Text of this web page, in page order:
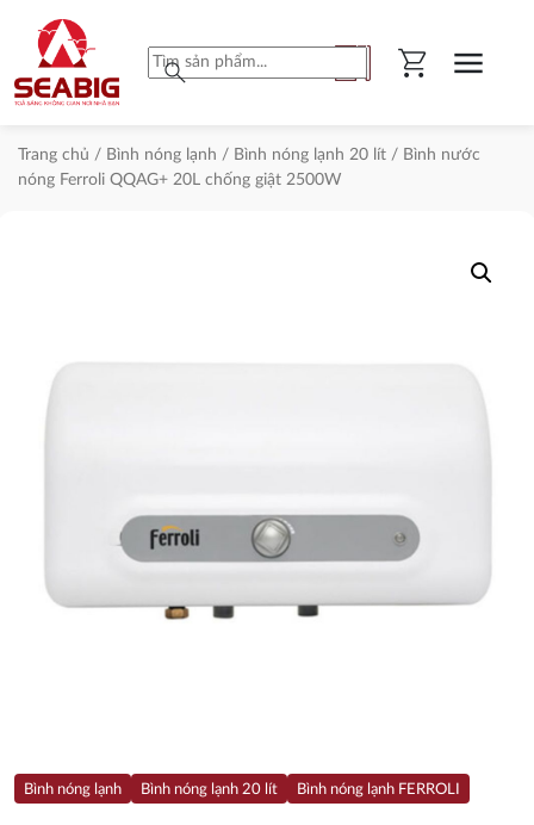
search shopping_cart menu
Trang chủ / Bình nóng lạnh / Bình nóng lạnh 20 lít / Bình nước
nóng Ferroli QQAG+ 20L chống giật 2500W
Bình nóng lạnh Bình nóng lạnh 20 lít Bình nóng lạnh FERROLI